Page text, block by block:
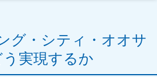
グ・シティ・オオサ
う実現するか